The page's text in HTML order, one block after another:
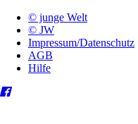
© junge Welt
© JW
Impressum/Datenschutz
AGB
Hilfe